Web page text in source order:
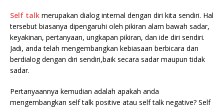
Self talk merupakan dialog internal dengan diri kita sendiri. Hal
tersebut biasanya dipengaruhi oleh pikiran alam bawah sadar,
keyakinan, pertanyaan, ungkapan pikiran, dan ide diri sendiri.
Jadi, anda telah mengembangkan kebiasaan berbicara dan
berdialog dengan diri sendiri,baik secara sadar maupun tidak
sadar.
Pertanyaannya kemudian adalah apakah anda
mengembangkan self talk positive atau self talk negative? Self